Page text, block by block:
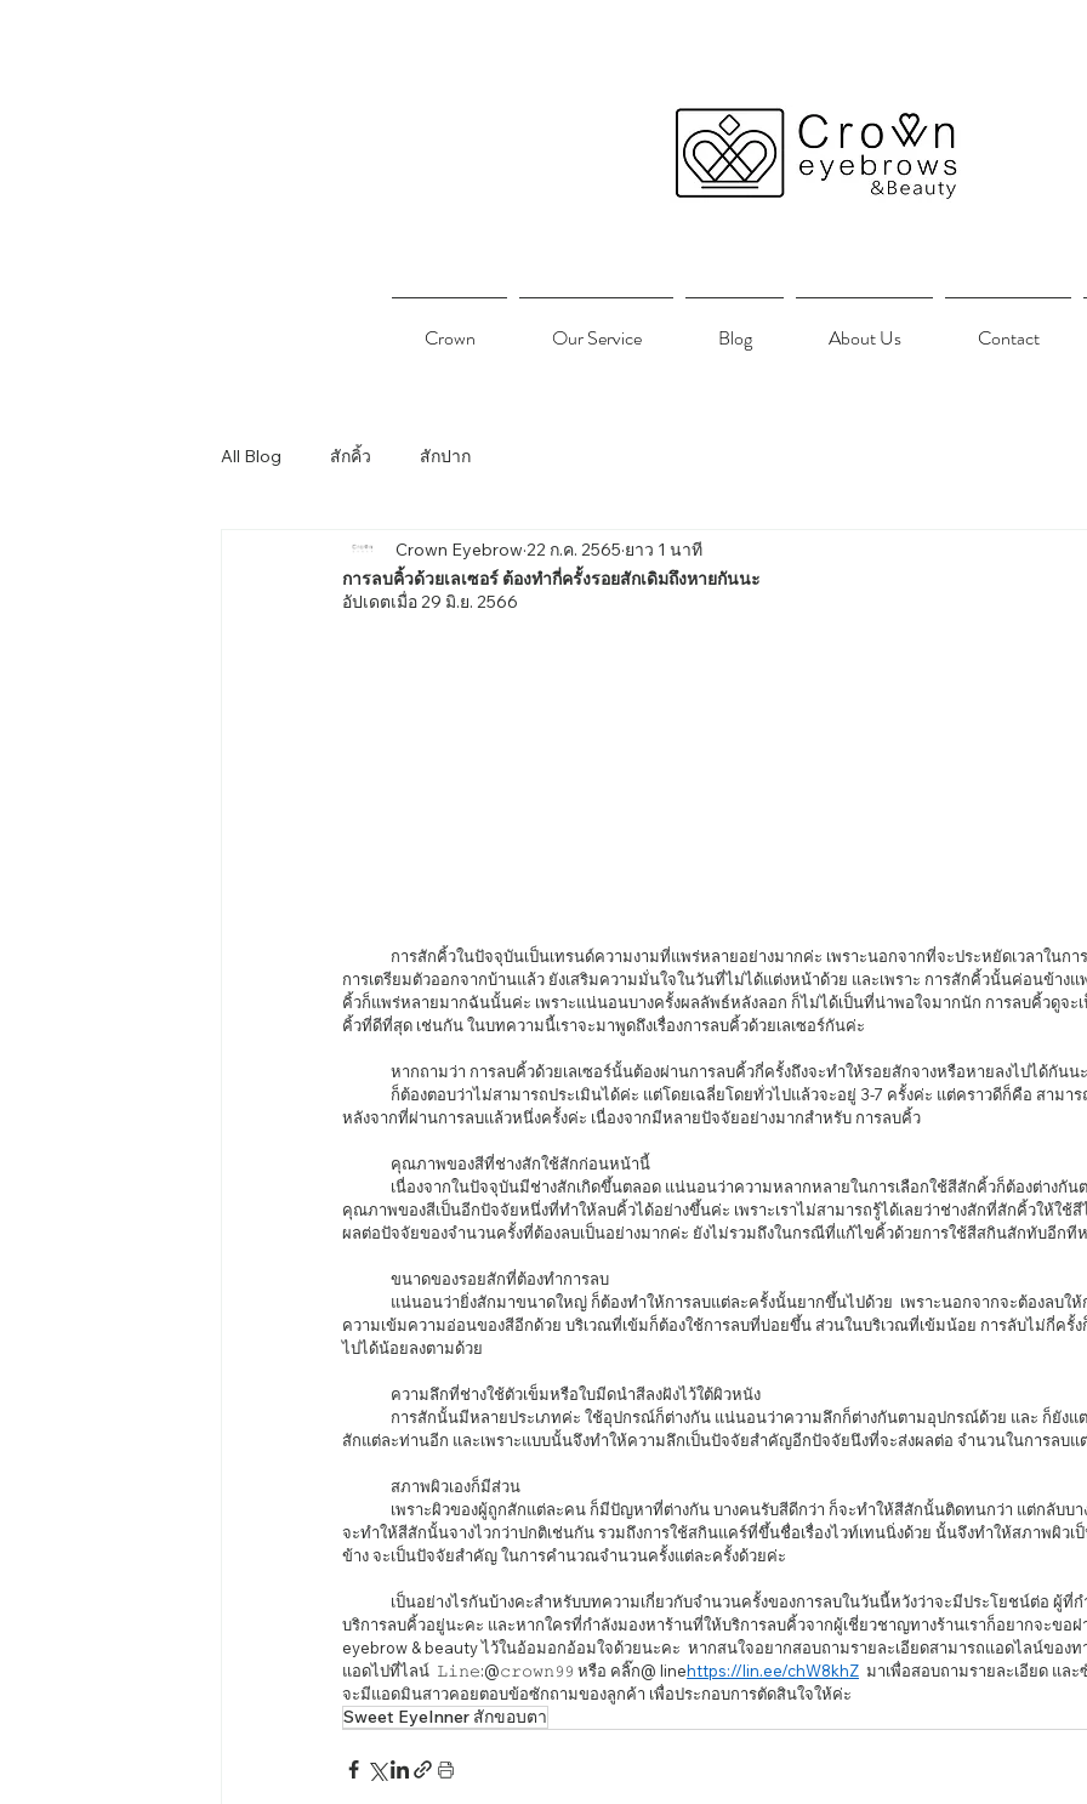
Crown Our Service Blog About Us Contact
All Blog สักคิ้ว สักปาก
การลบคิ้วด้วยเลเซอร์ ต้องทำกี่ครั้งรอยสักเดิมถึงหายกันนะ
Crown Eyebrow 22 ก.ค. 2565 ยาว 1 นาที
อัปเดตเมื่อ29 มิ.ย. 2566
การเตรียมตัวออกจากบ้านแล้ว ยังเสริมความมั่นใจในวันที่ไม่ได้แต่งหน้าด้วย และเพราะ การสักคิ้วนั้นค่อนข้าง
คิ้วก็แพร่หลายมากฉันนั้นค่ะ เพราะแน่นอนบางครั้งผลลัพธ์หลังลอก ก็ไม่ได้เป็นที่น่าพอใจมากนัก การลบคิ้วดูจะเ
คิ้วที่ดีที่สุด เช่นกัน ในบทความนี้เราจะมาพูดถึงเรื่องการลบคิ้วด้วยเลเซอร์กันค่ะ
	หากถามว่า การลบคิ้วด้วยเลเซอร์นั้นต้องผ่านการลบคิ้วกี่ครั้งถึงจะทำให้รอยสักจางหรือหายลงไปได้กันนะ
หลังจากที่ผ่านการลบแล้วหนึ่งครั้งค่ะ เนื่องจากมีหลายปัจจัยอย่างมากสำหรับ การลบคิ้ว
	คุณภาพของสีที่ช่างสักใช้สักก่อนหน้านี้
คุณภาพของสีเป็นอีกปัจจัยหนึ่งที่ทำให้ลบคิ้วได้อย่างขึ้นค่ะ เพราะเราไม่สามารถรู้ได้เลยว่าช่างสักที่สักคิ้วให้ใช้
ผลต่อปัจจัยของจำนวนครั้งที่ต้องลบเป็นอย่างมากค่ะ ยังไม่รวมถึงในกรณีที่แก้ไขคิ้วด้วยการใช้สีสกินสักทับอีกที
	ขนาดของรอยสักที่ต้องทำการลบ
ความเข้มความอ่อนของสีอีกด้วย บริเวณที่เข้มก็ต้องใช้การลบที่บ่อยขึ้น ส่วนในบริเวณที่เข้มน้อย การลับไม่กี่ครั้ง
ไปได้น้อยลงตามด้วย
	ความลึกที่ช่างใช้ตัวเข็มหรือใบมีดนำสีลงฝังไว้ใต้ผิวหนัง
สักแต่ละท่านอีก และเพราะแบบนั้นจึงทำให้ความลึกเป็นปัจจัยสำคัญอีกปัจจัยนึงที่จะส่งผลต่อ จำนวนในการลบแ
	สภาพผิวเองก็มีส่วน
จะทำให้สีสักนั้นจางไวกว่าปกติเช่นกัน รวมถึงการใช้สกินแคร์ที่ขึ้นชื่อเรื่องไวท์เทนนิ่งด้วย นั้นจึงทำให้สภาพผิว
ข้าง จะเป็นปัจจัยสำคัญ ในการคำนวณจำนวนครั้งแต่ละครั้งด้วยค่ะ
บริการลบคิ้วอยู่นะคะ และหากใครที่กำลังมองหาร้านที่ให้บริการลบคิ้วจากผู้เชี่ยวชาญทางร้านเราก็อยากจะขอฝ
eyebrow & beauty ไว้ในอ้อมอกอ้อมใจด้วยนะคะ  หากสนใจอยากสอบถามรายละเอียดสามารถแอดไลน์ของท
แอดไปที่ไลน์  𝙻𝚒𝚗𝚎:@𝚌𝚛𝚘𝚠𝚗𝟿𝟿 หรือ คลิ๊ก@ linehttps://lin.ee/chW8khZ
มาเพื่อสอบถามรายละเอียด แ
จะมีแอดมินสาวคอยตอบข้อซักถามของลูกค้า เพื่อประกอบการตัดสินใจให้ค่ะ
Sweet EyeInner สักขอบตา